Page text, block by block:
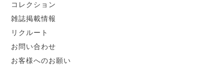
コレクション
雑誌掲載情報
リクルート
お問い合わせ
お客様へのお願い